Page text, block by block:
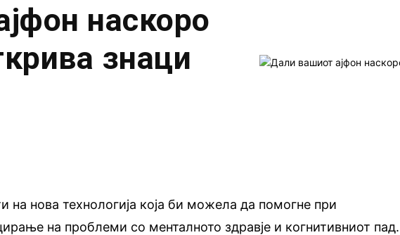
наскоро
знаци
на нова технологија која би можела да помогне при
на проблеми со менталното здравје и когнитивниот пад.